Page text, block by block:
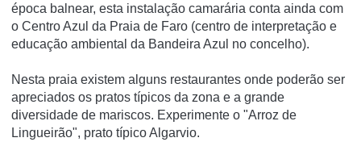
época balnear, esta instalação camarária conta ainda com
o Centro Azul da Praia de Faro (centro de interpretação e
educação ambiental da Bandeira Azul no concelho).
Nesta praia existem alguns restaurantes onde poderão ser
apreciados os pratos típicos da zona e a grande
diversidade de mariscos. Experimente o "Arroz de
Lingueirão", prato típico Algarvio.